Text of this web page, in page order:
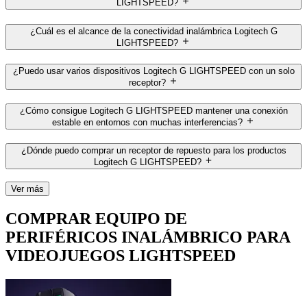
LIGHTSPEED?
¿Cuál es el alcance de la conectividad inalámbrica Logitech G
LIGHTSPEED?
¿Puedo usar varios dispositivos Logitech G LIGHTSPEED con un solo
receptor?
¿Cómo consigue Logitech G LIGHTSPEED mantener una conexión
estable en entornos con muchas interferencias?
¿Dónde puedo comprar un receptor de repuesto para los productos
Logitech G LIGHTSPEED?
Ver más
COMPRAR EQUIPO DE
PERIFÉRICOS INALÁMBRICO PARA
VIDEOJUEGOS LIGHTSPEED